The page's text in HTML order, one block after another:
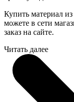
Купить материал
можете в сети
заказ на сайте.
Читать далее